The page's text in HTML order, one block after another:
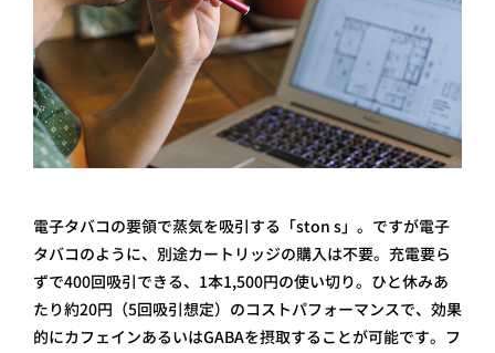
電子タバコの要領で蒸気を吸引する「ston s」。ですが電子
タバコのように、別途カートリッジの購入は不要。充電要ら
ずで400回吸引できる、1本1,500円の使い切り。ひと休みあ
たり約20円（5回吸引想定）のコストパフォーマンスで、効果
的にカフェインあるいはGABAを摂取することが可能です。フ